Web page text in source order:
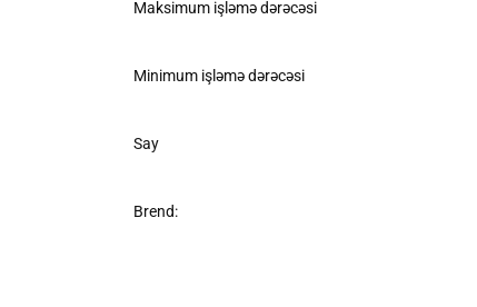
Maksimum işləmə dərəcəsi
Minimum işləmə dərəcəsi
Say
Brend: